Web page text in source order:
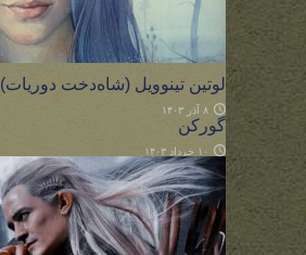
لوتین تینوویل (شاه‌دخت دوریات)
۸ آذر ۱۴۰۳
گورکن
۱۰ خرداد ۱۴۰۳